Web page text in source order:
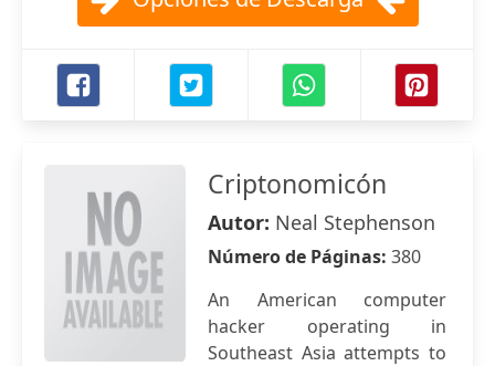
Criptonomicón
Autor: Neal Stephenson
Número de Páginas: 380
An American computer
hacker operating in
Southeast Asia attempts to